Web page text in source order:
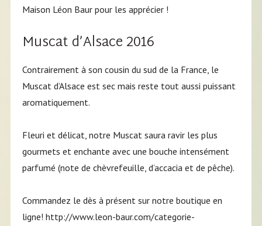
Maison Léon Baur pour les apprécier !
Muscat d’Alsace 2016
Contrairement à son cousin du sud de la France, le
Muscat d’Alsace est sec mais reste tout aussi puissant
aromatiquement.
Fleuri et délicat, notre Muscat saura ravir les plus
gourmets et enchante avec une bouche intensément
parfumé (note de chèvrefeuille, d’accacia et de pêche).
Commandez le dès à présent sur notre boutique en
ligne! http://www.leon-baur.com/categorie-